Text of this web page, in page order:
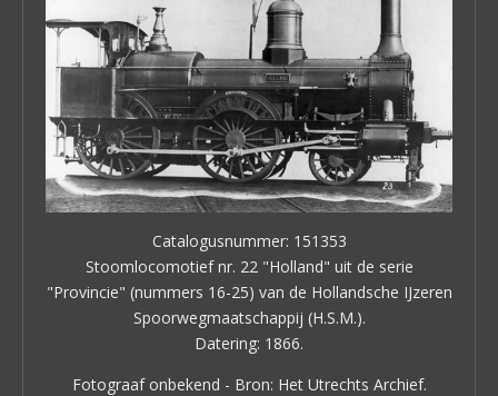
Catalogusnummer: 151353
Stoomlocomotief nr. 22 "Holland" uit de serie
"Provincie" (nummers 16-25) van de Hollandsche IJzeren
Spoorwegmaatschappij (H.S.M.).
Datering: 1866.
Fotograaf onbekend - Bron: Het Utrechts Archief.